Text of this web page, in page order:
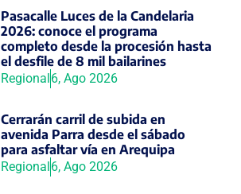
Pasacalle Luces de la Candelaria
2026: conoce el programa
completo desde la procesión hasta
el desfile de 8 mil bailarines
Regional6, Ago 2026
Cerrarán carril de subida en
avenida Parra desde el sábado
para asfaltar vía en Arequipa
Regional6, Ago 2026